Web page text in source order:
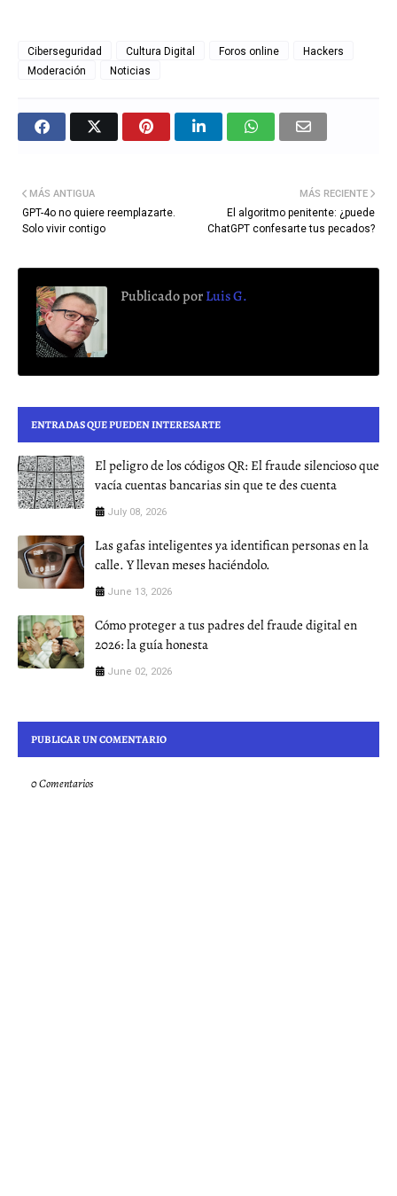
Ciberseguridad Cultura Digital Foros online
Hackers
Moderación
Noticias
MÁS RECIENTE
El algoritmo penitente: ¿puede
ChatGPT confesarte tus pecados?
MÁS ANTIGUA
GPT-4o no quiere reemplazarte.
Solo vivir contigo
Publicado porLuis G.
ENTRADAS QUE PUEDEN INTERESARTE
El peligro de los códigos QR: El fraude silencioso que
vacía cuentas bancarias sin que te des cuenta
July 08, 2026
Las gafas inteligentes ya identifican personas en la
calle. Y llevan meses haciéndolo.
June 13, 2026
Cómo proteger a tus padres del fraude digital en
2026: la guía honesta
June 02, 2026
PUBLICAR UN COMENTARIO
0 Comentarios